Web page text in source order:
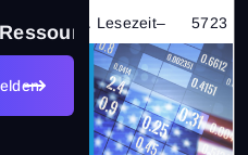
Ressourcen
9 Min. Lesezeit– 5723